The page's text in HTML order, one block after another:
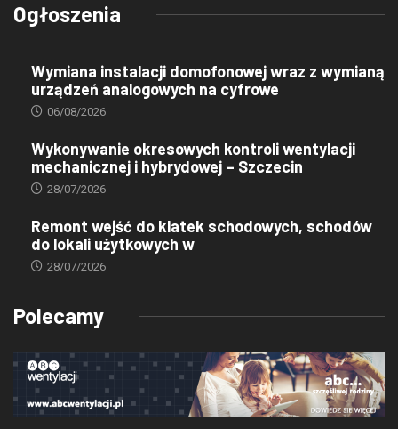
Ogłoszenia
Wymiana instalacji domofonowej wraz z wymianą
urządzeń analogowych na cyfrowe
06/08/2026
Wykonywanie okresowych kontroli wentylacji
mechanicznej i hybrydowej – Szczecin
28/07/2026
Remont wejść do klatek schodowych, schodów
do lokali użytkowych w
28/07/2026
Polecamy